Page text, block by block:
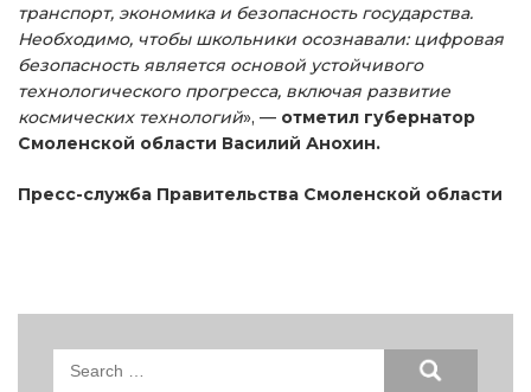
транспорт, экономика и безопасность государства.
Необходимо, чтобы школьники осознавали: цифровая
безопасность является основой устойчивого
технологического прогресса, включая развитие
космических технологий», — отметил губернатор
Смоленской области Василий Анохин.
Пресс-служба Правительства Смоленской области
Search